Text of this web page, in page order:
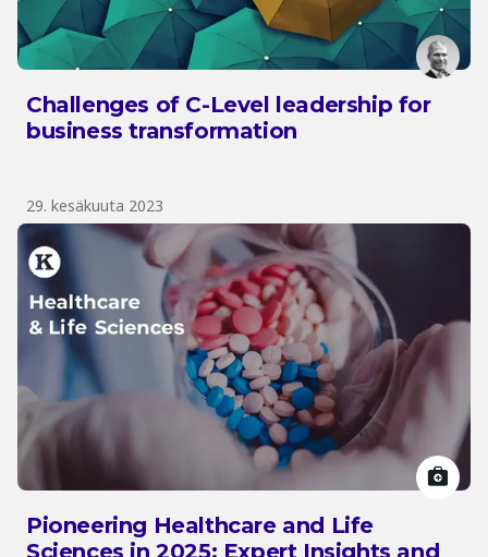
Challenges of C-Level leadership for
business transformation
29. kesäkuuta 2023
Pioneering Healthcare and Life